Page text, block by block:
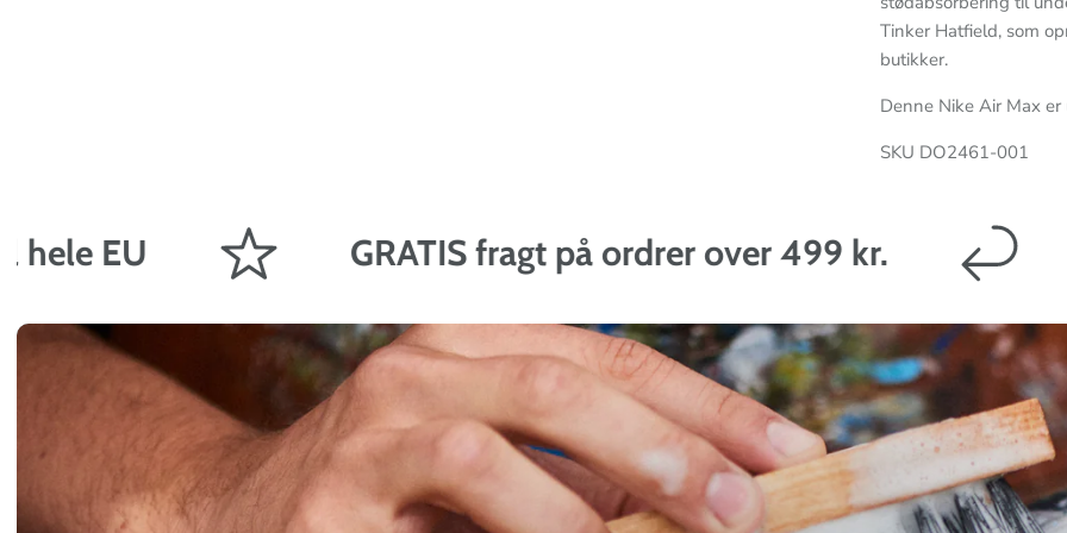
Tinker Hatfield, som
butikker.
Denne Nike Air Max
SKU DO2461-001
GRATIS fragt på ordrer over 499 kr. 14